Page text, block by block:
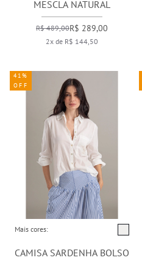
MESCLA NATURAL
R$ 489,00R$ 289,00
2x de R$ 144,50
Mais cores:
CAMISA SARDENHA BOLSO
41%
OFF